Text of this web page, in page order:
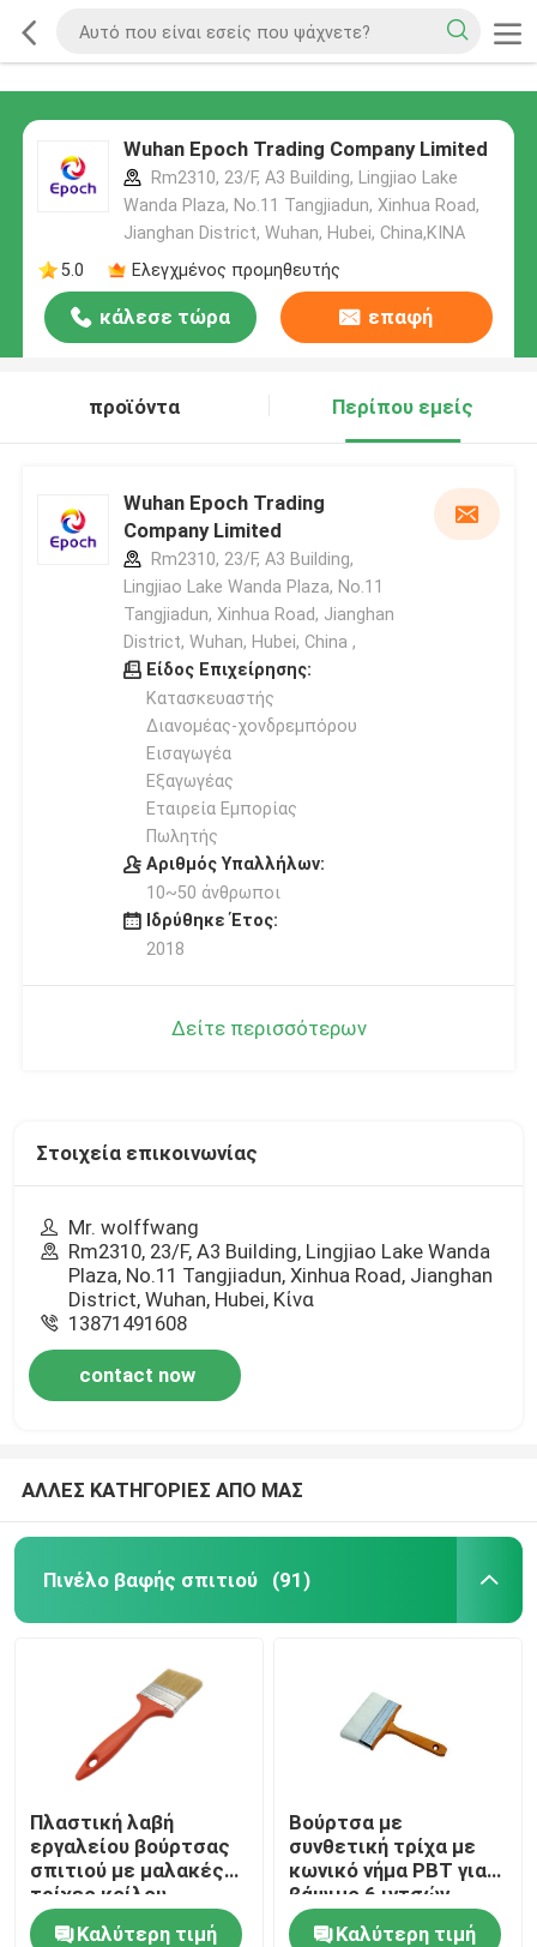
Wuhan Epoch Trading Company Limited
Rm2310, 23/F, A3 Building, Lingjiao Lake
Wanda Plaza, No.11 Tangjiadun, Xinhua Road,
Jianghan District, Wuhan, Hubei, China,ΚΙΝΑ
5.0
Ελεγχμένος προμηθευτής
κάλεσε τώρα επαφή
προϊόντα Περίπου εμείς
Wuhan Epoch Trading
Company Limited
Rm2310, 23/F, A3 Building,
Lingjiao Lake Wanda Plaza, No.11
Tangjiadun, Xinhua Road, Jianghan
District, Wuhan, Hubei, China ,
Είδος Επιχείρησης:
Κατασκευαστής
Διανομέας-χονδρεμπόρου
Εισαγωγέα
Εξαγωγέας
Εταιρεία Εμπορίας
Πωλητής
Αριθμός Υπαλλήλων:
10~50 άνθρωποι
Ιδρύθηκε Έτος:
2018
Δείτε περισσότερων
Στοιχεία επικοινωνίας
Mr. wolffwang
Rm2310, 23/F, A3 Building, Lingjiao Lake Wanda
Plaza, No.11 Tangjiadun, Xinhua Road, Jianghan
District, Wuhan, Hubei, Κίνα
13871491608
contact now
ΑΛΛΕΣ ΚΑΤΗΓΟΡΙΕΣ ΑΠΟ ΜΑΣ
Πινέλο βαφής σπιτιού (91)
Πλαστική λαβή
εργαλείου βούρτσας
σπιτιού με μαλακές
τρίχες κοίλου
νήματος
Καλύτερη τιμή
Βούρτσα με
συνθετική τρίχα με
κωνικό νήμα PBT για
βάψιμο 6 ιντσών
Καλύτερη τιμή